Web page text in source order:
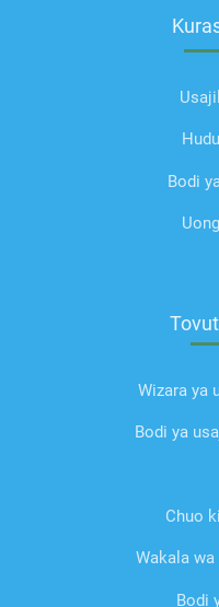
Bodi
Wizara ya
Bodi ya
Chuo
Wakala
Bodi